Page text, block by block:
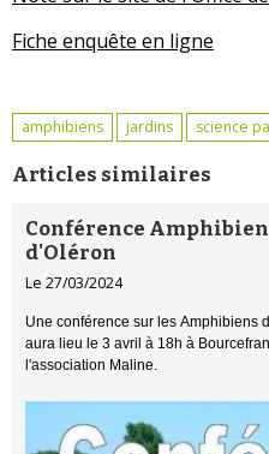
Fiche enquête en ligne
amphibiens jardins science
Articles similaires
Conférence
d'Oléron
Le 27/03/2024
Une conférence sur les Amphibiens
aura lieu le 3 avril à 18h à
l'association Maline.